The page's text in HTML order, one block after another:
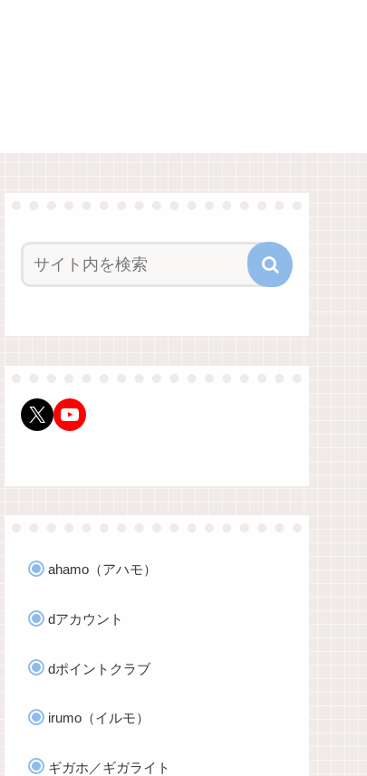
X YouTube
ahamo（アハモ）
dアカウント
dポイントクラブ
irumo（イルモ）
ギガホ／ギガライト